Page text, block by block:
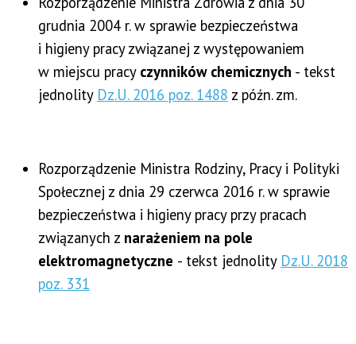
grudnia 2004 r. w sprawie bezpieczeństwa
i higieny pracy związanej z występowaniem
w miejscu pracy czynników chemicznych - tekst
jednolity Dz.U. 2016 poz. 1488 z późn. zm.
Rozporządzenie Ministra Rodziny, Pracy i Polityki
Społecznej z dnia 29 czerwca 2016 r. w sprawie
bezpieczeństwa i higieny pracy przy pracach
związanych z narażeniem na pole
elektromagnetyczne - tekst jednolity Dz.U. 2018
poz. 331